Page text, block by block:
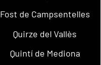
Fost de Campsentelles
Quirze del Vallès
Quintí de Mediona